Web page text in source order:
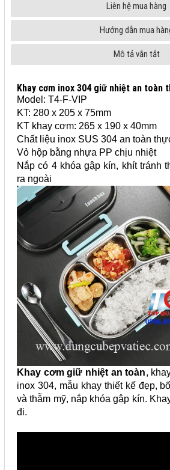
Liên hệ mua hàng
Hướng dẫn mua
Mô tả vắn tắt
Khay cơm inox 304 giữ nhiệt an toàn
Model: T4-F-VIP
KT: 280 x 205 x 75mm
KT khay cơm: 265 x 190 x 40mm
Chất liệu inox SUS 304 an toàn
Vỏ hộp bằng nhựa PP chịu nhiệt
Nắp có 4 khóa gập kín, khít tránh
ra ngoài
Khay cơm giữ nhiệt an toàn,
inox 304, mẫu khay thiết kế đẹp,
và thẫm mỹ, nắp khóa gập kín.
đi.